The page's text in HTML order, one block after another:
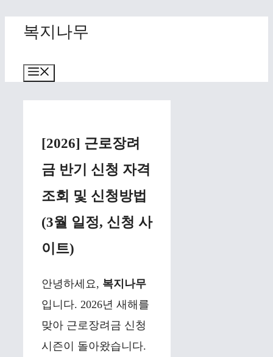
content
복지나무
[2026] 근로장려
금 반기 신청 자격
조회 및 신청방법
(3월 일정, 신청 사
이트)
안녕하세요, 복지나무
입니다. 2026년 새해를
맞아 근로장려금 신청
시즌이 돌아왔습니다.